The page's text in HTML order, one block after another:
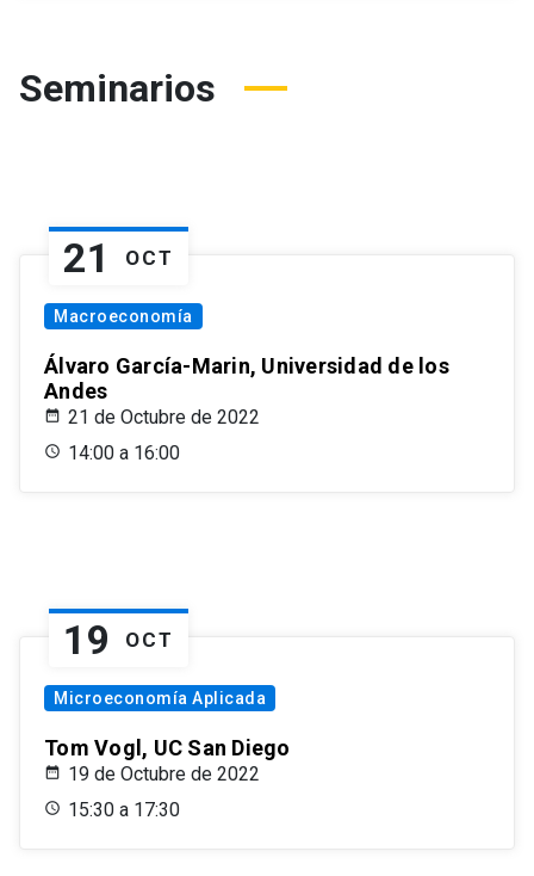
Seminarios
21 OCT
Macroeconomía
Álvaro García-Marin, Universidad de los
Andes
21 de Octubre de 2022
14:00 a 16:00
19 OCT
Microeconomía Aplicada
Tom Vogl, UC San Diego
19 de Octubre de 2022
15:30 a 17:30